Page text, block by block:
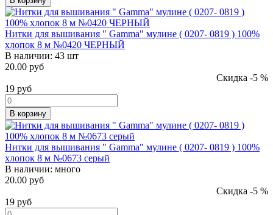
Нитки для вышивания " Gamma" мулине ( 0207- 0819 ) 100%
хлопок 8 м №0420 ЧЕРНЫЙ
В наличии: 43 шт
20.00 руб
Скидка -5 %
19 руб
В корзину
Нитки для вышивания " Gamma" мулине ( 0207- 0819 ) 100%
хлопок 8 м №0673 серый
В наличии: много
20.00 руб
Скидка -5 %
19 руб